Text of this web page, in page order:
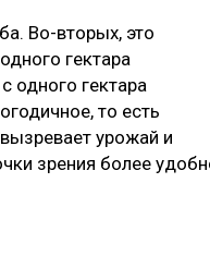
Во-вторых, это
гектара
одного гектара
то есть
урожай и
зрения более